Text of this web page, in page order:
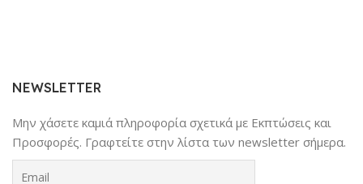
NEWSLETTER
Μην χάσετε καμιά πληροφορία σχετικά με Εκπτώσεις και
Προσφορές. Γραφτείτε στην λίστα των newsletter σήμερα.